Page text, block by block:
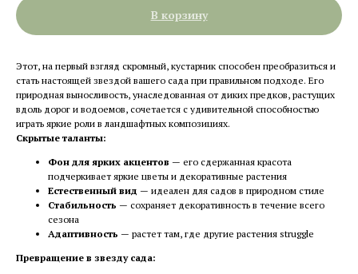
В корзину
Этот, на первый взгляд скромный, кустарник способен преобразиться и
стать настоящей звездой вашего сада при правильном подходе. Его
природная выносливость, унаследованная от диких предков, растущих
вдоль дорог и водоемов, сочетается с удивительной способностью
играть яркие роли в ландшафтных композициях.
Скрытые таланты:
Фон для ярких акцентов — его сдержанная красота
подчеркивает яркие цветы и декоративные растения
Естественный вид — идеален для садов в природном стиле
Стабильность — сохраняет декоративность в течение всего
сезона
Адаптивность — растет там, где другие растения struggle
Превращение в звезду сада: